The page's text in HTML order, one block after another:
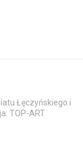
Łęczyńskiego i
TOP-ART